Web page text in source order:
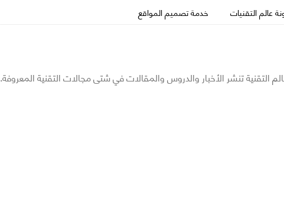
عالم التقنيات خدمة تصميم المواقع
التقنية تنشر الأخبار والدروس والمقالات في شتى مجالات التقنية المعروفة.